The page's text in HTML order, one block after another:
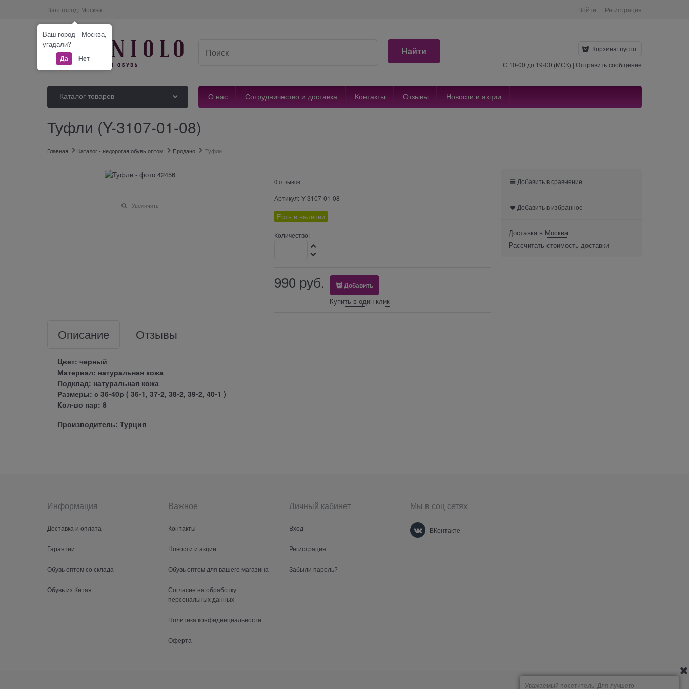
Ваш город: Москва Войти Регистрация
Найти Корзина: пусто
С 10-00 до 19-00 (МСК) | Отправить сообщение
Каталог товаров О нас Сотрудничество и доставка Контакты Отзывы Новости и акции
Туфли (Y-3107-01-08)
Главная Каталог - недорогая обувь оптом Продано Туфли
Увеличить
0 отзывов
Артикул: Y-3107-01-08
Есть в наличии
Количество:
990 руб. Добавить
Купить в один клик
Описание Отзывы
Цвет: черный
Материал: натуральная кожа
Подклад: натуральная кожа
Размеры: с 36-40р ( 36-1, 37-2, 38-2, 39-2, 40-1 )
Кол-во пар: 8
Производитель: Турция
Добавить в сравнение
Добавить в избранное
Доставка в Москва
Рассчитать стоимость доставки
Информация
Доставка и оплата
Гарантии
Обувь оптом со склада
Обувь из Китая
Важное
Контакты
Новости и акции
Обувь оптом для вашего магазина
Согласие на обработку
персональных данных
Политика конфиденциальности
Оферта
Личный кабинет
Вход
Регистрация
Забыли пароль?
Мы в соц сетях
ВКонтакте
Ваш город - Москва,
угадали?
Да Нет
Уважаемый посетитель! Для лучшего